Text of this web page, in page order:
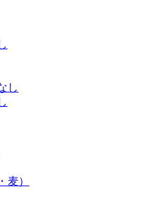
し
麦）